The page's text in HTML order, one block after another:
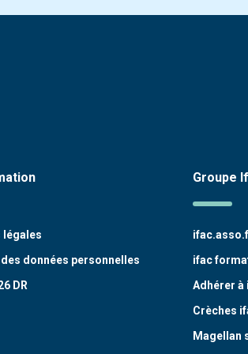
légales
données personnelles
DR
Groupe
ifac
Adhérer à
Crèches
Magellan